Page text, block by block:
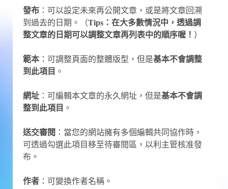
發布 ：可以設定未來再公開文章，或是將文章回溯
到過去的日期。（Tips：在大多數情況中，透過調
整文章的日期可以調整文章再列表中的順序喔！ ）
範本 ：可調整頁面的整體版型，但是基本不會調整
到此項目 。
網址 ：可編輯本文章的永久網址，但是基本不會調
整到此項目 。
送交審閱 ：當您的網站擁有多個編輯共同協作時，
可透過勾選此項目移至待審閱區，以利主管核准發
布。
作者 ：可變換作者名稱。